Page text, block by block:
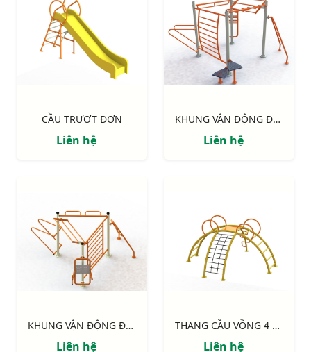
CẦU TRƯỢT ĐƠN
Liên hệ
KHUNG VẬN ĐỘNG ĐA NĂNG 4 MẶT
Liên hệ
KHUNG VẬN ĐỘNG ĐA NĂNG 3 MẶT
Liên hệ
THANG CẦU VỒNG 4 HƯỚNG
Liên hệ